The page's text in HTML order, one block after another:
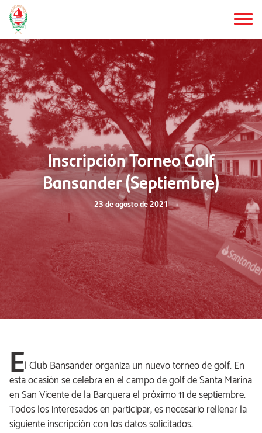
Saltar
al
contenido
principal
Inscripción Torneo Golf
Bansander (Septiembre)
23 de agosto de 2021
El Club Bansander organiza un nuevo torneo de golf. En
esta ocasión se celebra en el campo de golf de Santa Marina
en San Vicente de la Barquera el próximo 11 de septiembre.
Todos los interesados en participar, es necesario rellenar la
siguiente inscripción con los datos solicitados.